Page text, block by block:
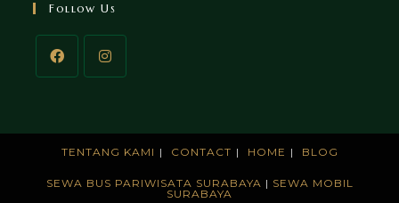
Follow Us
TENTANG KAMI CONTACT HOME BLOG
SEWA BUS PARIWISATA SURABAYA | SEWA MOBIL
SURABAYA